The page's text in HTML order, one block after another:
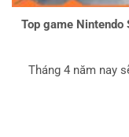
Top game Nintendo
Tháng 4 năm nay